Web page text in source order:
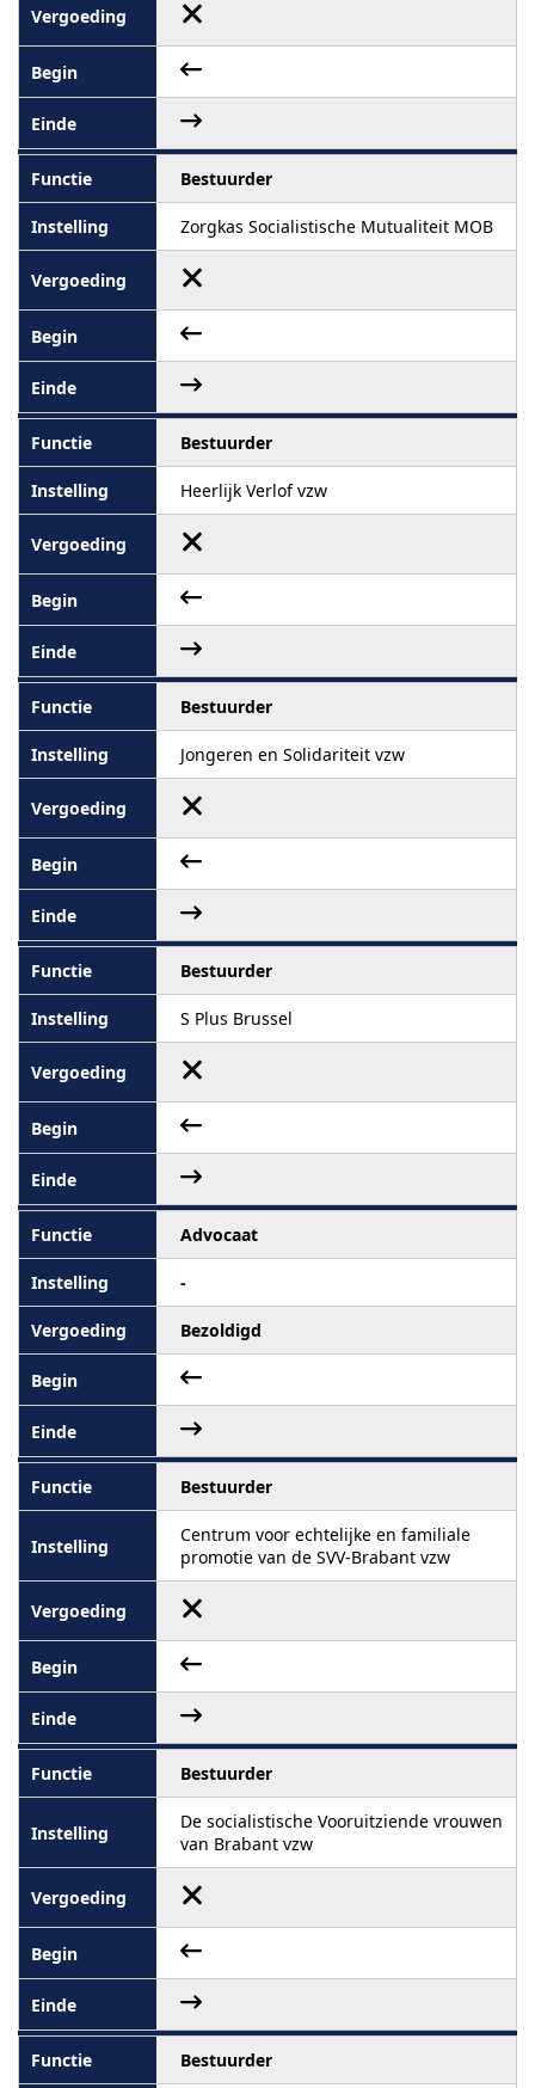
Bestuurder
Zorgkas Socialistische Mutualiteit MOB
Bestuurder
Heerlijk Verlof vzw
Bestuurder
Jongeren en Solidariteit vzw
Bestuurder
S Plus Brussel
Advocaat
-
Bezoldigd
Bestuurder
Centrum voor echtelijke en familiale
promotie van de SVV-Brabant vzw
Bestuurder
De socialistische Vooruitziende vrouwen
van Brabant vzw
Bestuurder